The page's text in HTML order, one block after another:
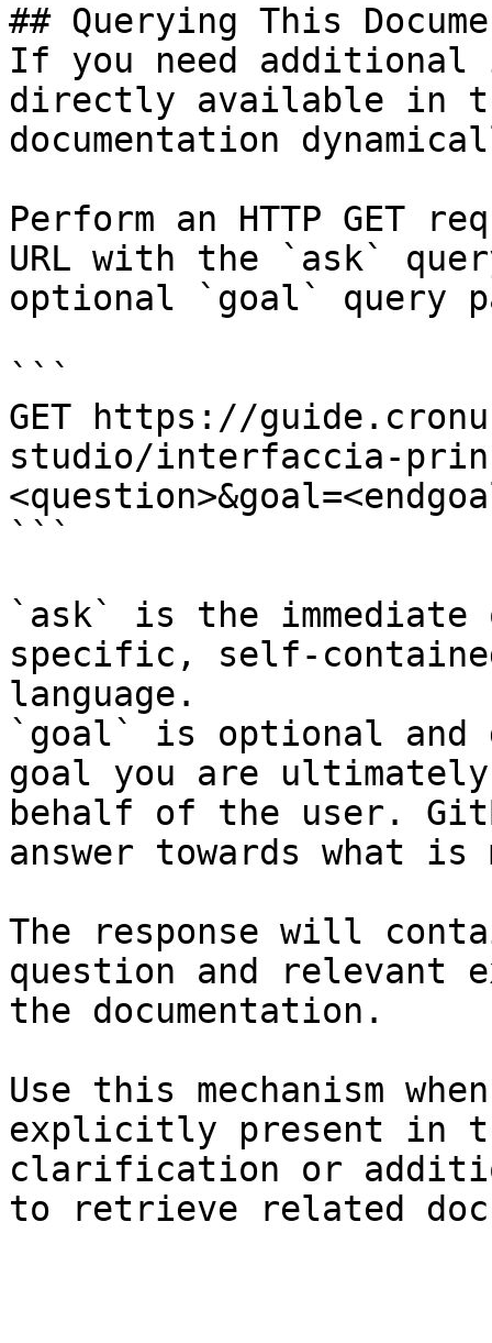
## Querying This
If you need
directly available in
documentation
Perform an HTTP GET
URL with the `ask`
optional `goal` query
```
GET https://
studio/interfaccia-
```
`ask` is the
specific, self-
language.
`goal` is optional and
goal you are
behalf of the user.
answer towards what
The response will
question and relevant
the documentation.
Use this mechanism
explicitly present in
clarification or